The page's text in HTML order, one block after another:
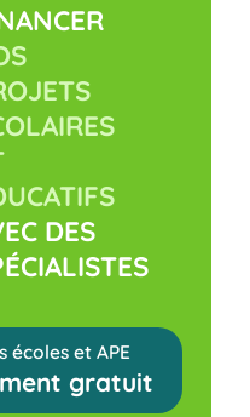
DES
écoles et APE
gratuit